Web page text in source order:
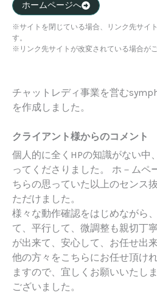
ホームページへ
※サイトを閉じている場合、リンク先サイ
す。
※リンク先サイトが改変されている場合がご
チャットレディ事業を営む
を作成しました。
クライアント様からのコメント
個人的に全くHPの知識がない中
ってくださりました。 ホ－ムペ
ちらの思っていた以上のセンス
ただけました。
様々な動作確認をはじめながら
て、平行して、微調整も親切丁
が出来て、安心して、お任せ出来
他の方々をこちらにお任せ頂け
ますので、宜しくお願いいたし
ございました。